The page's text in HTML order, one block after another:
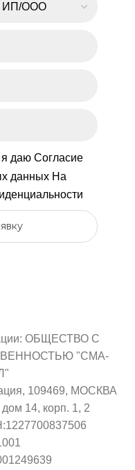
я даюСогласие
данных На
ОБЩЕСТВО С
"СМА-
109469, МОСКВА
14, корп. 1, 2